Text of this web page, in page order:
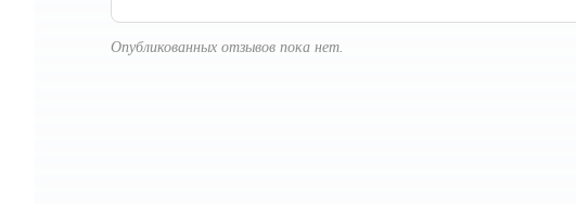
Опубликованных отзывов пока нет.